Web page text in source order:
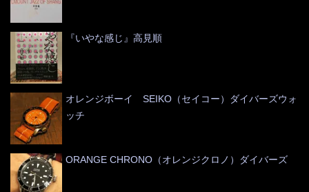
『いやな感じ』高見順
オレンジボーイ SEIKO（セイコー）ダイバーズウォ
ッチ
ORANGE CHRONO（オレンジクロノ）ダイバーズ